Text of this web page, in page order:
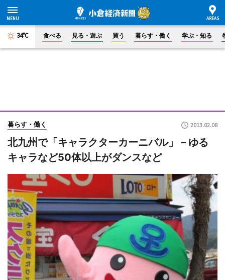
34°C 食べる 見る・遊ぶ 買う 暮らす・働く 学ぶ・知る
暮らす・働く 2013.02.08
北九州で「キャラクターカーニバル」－ゆる
キャラなど50体以上がダンスなど